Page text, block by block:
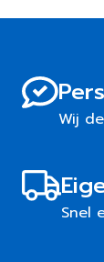
Wij
Snel